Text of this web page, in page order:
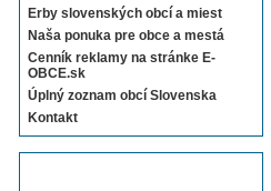
Erby slovenských obcí a miest
Naša ponuka pre obce a mestá
Cenník reklamy na stránke E-
OBCE.sk
Úplný zoznam obcí Slovenska
Kontakt